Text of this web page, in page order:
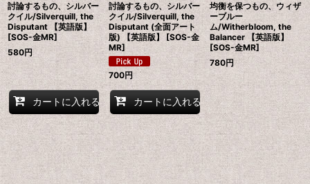
討論するもの、シルバー
クイル/Silverquill, the
Disputant 【英語版】
[SOS-金MR]
580円
カートに入れる
討論するもの、シルバー
クイル/Silverquill, the
Disputant (全面アート
版) 【英語版】 [SOS-金
MR]
700円
カートに入れる
均衡を保つもの、ウィザ
ーブルー
ム/Witherbloom, the
Balancer 【英語版】
[SOS-金MR]
780円